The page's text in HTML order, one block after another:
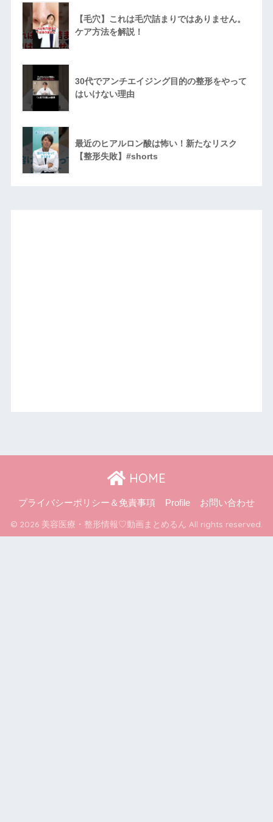
【毛穴】これは毛穴詰まりではありません。
ケア方法を解説！
30代でアンチエイジング目的の整形をやって
はいけない理由
最近のヒアルロン酸は怖い！新たなリスク
【整形失敗】#shorts
HOME
プライバシーポリシー＆免責事項 Profile お問い合わせ
© 2026 美容医療・整形情報♡動画まとめるん All rights reserved.